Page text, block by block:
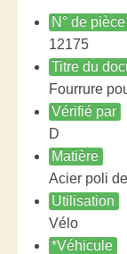
N° de
12175
Titre du
Fourrure
Vérifié par
D
Matière
Acier poli
Utilisation
Vélo
*Véhicule